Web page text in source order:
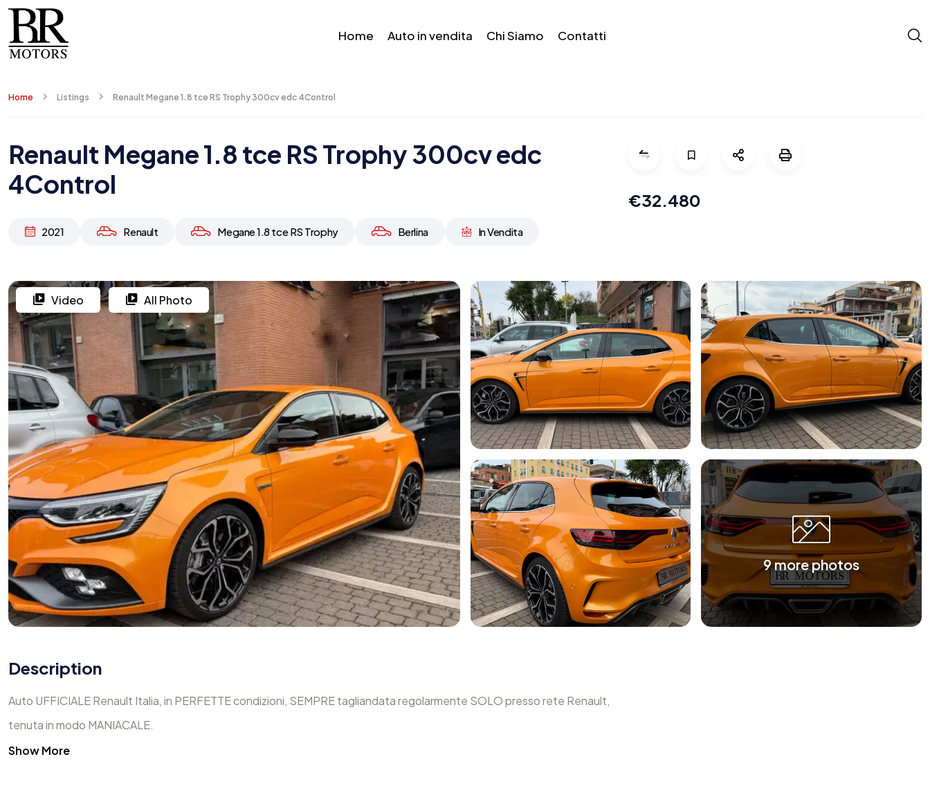
Home Auto in vendita Chi Siamo Contatti
Home Listings Renault Megane 1.8 tce RS Trophy 300cv edc 4Control
Renault Megane 1.8 tce RS Trophy 300cv edc
4Control
2021 Renault Megane 1.8 tce RS Trophy Berlina In Vendita
€32.480
Video All Photo
9 more photos
Description
Auto UFFICIALE Renault Italia, in PERFETTE condizioni, SEMPRE tagliandata regolarmente SOLO presso rete Renault,
tenuta in modo MANIACALE.
Show More